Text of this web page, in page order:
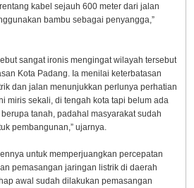
kabel sejauh 600 meter dari jalan
bambu sebagai penyangga,”
sangat ironis mengingat wilayah tersebut
Kota Padang. Ia menilai keterbatasan
dan jalan menunjukkan perlunya perhatian
miris sekali, di tengah kota tapi belum ada
tanah, padahal masyarakat sudah
pembangunan,” ujarnya.
untuk memperjuangkan percepatan
pemasangan jaringan listrik di daerah
awal sudah dilakukan pemasangan